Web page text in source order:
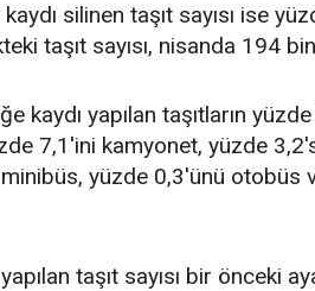
silinen taşıt sayısı ise
taşıt sayısı, nisanda 194
kaydı yapılan taşıtların
7,1'ini kamyonet, yüzde
yüzde 0,3'ünü otobüs
taşıt sayısı bir önceki